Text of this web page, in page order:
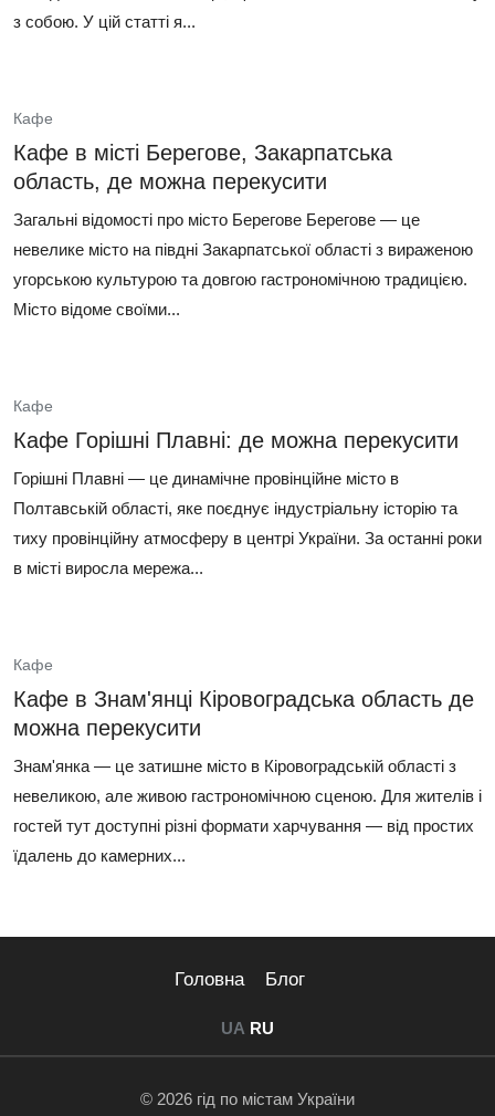
з собою. У цій статті я...
Кафе
Кафе в місті Берегове, Закарпатська
область, де можна перекусити
Загальні відомості про місто Берегове Берегове — це
невелике місто на півдні Закарпатської області з вираженою
угорською культурою та довгою гастрономічною традицією.
Місто відоме своїми...
Кафе
Кафе Горішні Плавні: де можна перекусити
Горішні Плавні — це динамічне провінційне місто в
Полтавській області, яке поєднує індустріальну історію та
тиху провінційну атмосферу в центрі України. За останні роки
в місті виросла мережа...
Кафе
Кафе в Знам'янці Кіровоградська область де
можна перекусити
Знам'янка — це затишне місто в Кіровоградській області з
невеликою, але живою гастрономічною сценою. Для жителів і
гостей тут доступні різні формати харчування — від простих
їдалень до камерних...
Головна Блог
UA RU
© 2026 гід по містам України